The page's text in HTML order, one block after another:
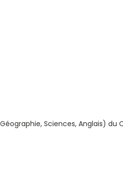
Sciences, Anglais) du